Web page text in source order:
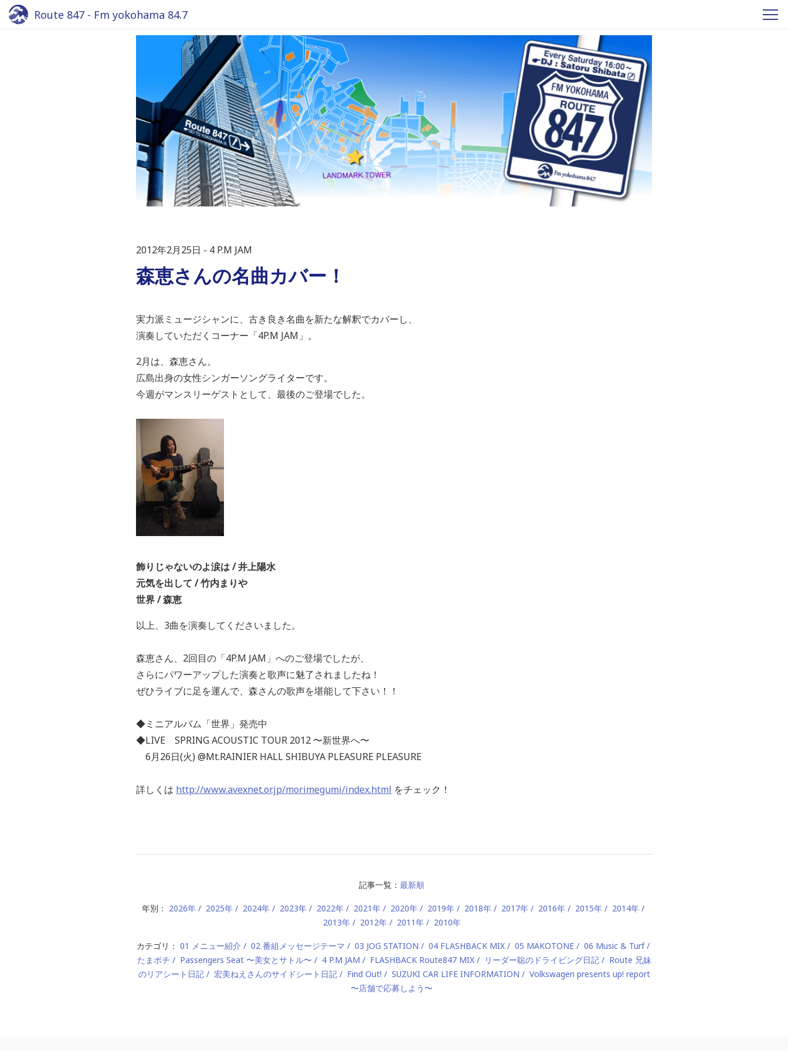
Route 847 - Fm yokohama 84.7
2012年2月25日 4 P.M JAM
森恵さんの名曲カバー！
実力派ミュージシャンに、古き良き名曲を新たな解釈でカバーし、
演奏していただくコーナー「4P.M JAM」。
2月は、森恵さん。
広島出身の女性シンガーソングライターです。
今週がマンスリーゲストとして、最後のご登場でした。
飾りじゃないのよ涙は /井上陽水
元気を出して /竹内まりや
世界 /森恵
以上、3曲を演奏してくださいました。
森恵さん、2回目の「4P.M JAM」へのご登場でしたが、
さらにパワーアップした演奏と歌声に魅了されましたね！
ぜひライブに足を運んで、森さんの歌声を堪能して下さい！！
◆ミニアルバム「世界」発売中
◆LIVE SPRING ACOUSTIC TOUR 2012 〜新世界へ〜
6月26日(火) @Mt.RAINIER HALL SHIBUYA PLEASURE PLEASURE
詳しくは http://www.avexnet.or.jp/morimegumi/index.html をチェック！
記事一覧： 最新順
年別： 2026年 2025年 2024年 2023年 2022年 2021年 2020年 2019年 2018年 2017年 2016年 2015年
2014年
2013年
2012年 2011年 2010年
カテゴリ： 01 メニュー紹介 02 番組メッセージテーマ 03 JOG STATION 04 FLASHBACK MIX 05 MAKOTONE
06 Music & Turf
たまポチ
Passengers Seat 〜美女とサトル〜 4 P.M JAM FLASHBACK Route847 MIX リーダー聡のドライビング日記
Route 兄妹
のリアシート日記
宏美ねえさんのサイドシート日記 Find Out! SUZUKI CAR LIFE INFORMATION
Volkswagen presents up! report
〜店舗で応募しよう〜